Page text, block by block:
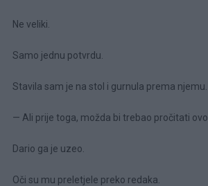
Ne veliki.
Samo jednu potvrdu.
Stavila sam je na stol i gurnula prema njemu.
— Ali prije toga, možda bi trebao pročitati ovo.
Dario ga je uzeo.
Oči su mu preletjele preko redaka.